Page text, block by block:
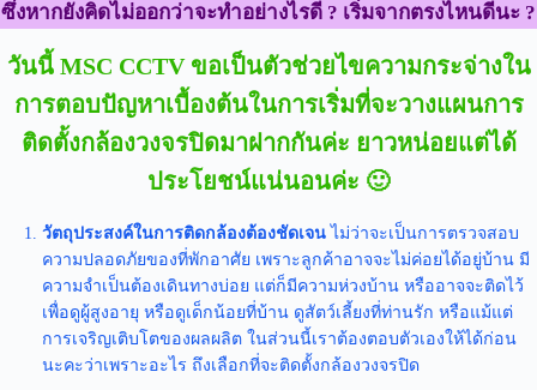
ซึ่งหากยังคิดไม่ออกว่าจะทำอย่างไรดี ? เริ่มจากตรงไหนดีนะ ?
วันนี้ MSC CCTV ขอเป็นตัวช่วยไขความกระจ่างใน
การตอบปัญหาเบื้องต้นในการเริ่มที่จะวางแผนการ
ติดตั้งกล้องวงจรปิดมาฝากกันค่ะ ยาวหน่อยแต่ได้
ประโยชน์แน่นอนค่ะ 🙂
วัตถุประสงค์ในการติดกล้องต้องชัดเจนไม่ว่าจะเป็นการตรวจสอบ
ความปลอดภัยของที่พักอาศัย เพราะลูกค้าอาจจะไม่ค่อยได้อยู่บ้าน มี
ความจำเป็นต้องเดินทางบ่อย แต่ก็มีความห่วงบ้าน หรืออาจจะติดไว้
เพื่อดูผู้สูงอายุ หรือดูเด็กน้อยที่บ้าน ดูสัตว์เลี้ยงที่ท่านรัก หรือแม้แต่
การเจริญเติบโตของผลผลิต ในส่วนนี้เราต้องตอบตัวเองให้ได้ก่อน
นะคะว่าเพราะอะไร ถึงเลือกที่จะติดตั้งกล้องวงจรปิด